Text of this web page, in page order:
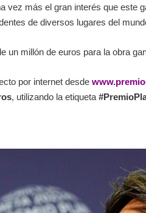
vez más el gran interés que
de diversos lugares del
un millón de euros para la obra
por internet desde
, utilizando la etiqueta